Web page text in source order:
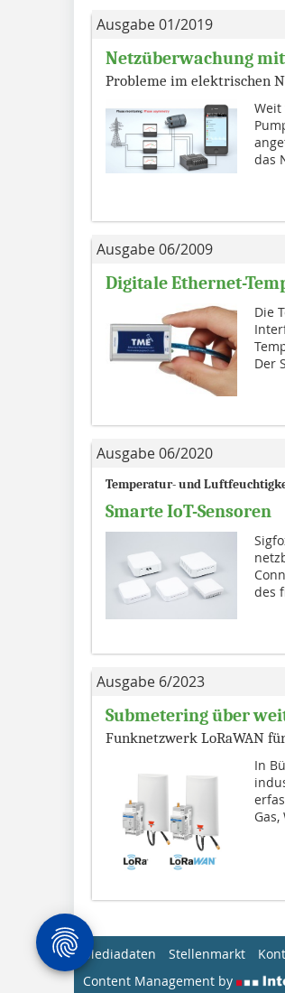
Ausgabe 01/2019
Netzüberwachung
Probleme im elektrischen
das
Ausgabe 06/2009
Digitale Ethernet-
Die
Der
Ausgabe 06/2020
Temperatur- und
Smarte IoT-Sensoren
des
Ausgabe 6/2023
Submetering über
Funknetzwerk LoRaWAN
In
Mediadaten Stellenmarkt
Content Management by